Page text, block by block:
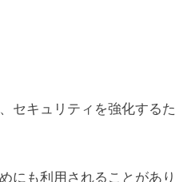
セキュリティを強化するた
にも利用されることがあり